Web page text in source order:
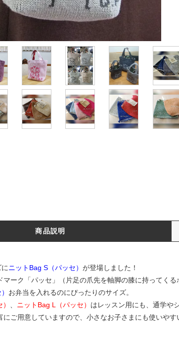
商品説明
ニットBag S（パッセ） が登場しました！
マーク「パッセ」（片足の爪先を軸脚の膝に持ってく
お弁当を入れるのにぴったりのサイズ。
ニットBag L（パッセ） はレッスン用にも、通学や
ご用意していますので、小さなお子さまにも使いやす